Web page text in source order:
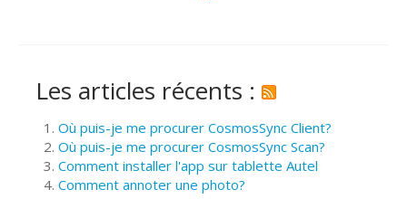
Les articles récents :
Où puis-je me procurer CosmosSync Client?
Où puis-je me procurer CosmosSync Scan?
Comment installer l'app sur tablette Autel
Comment annoter une photo?